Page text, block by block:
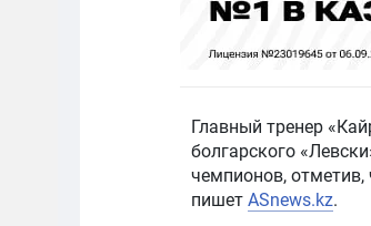
Главный тренер
болгарского
чемпионов, отметив,
пишет ASnews.kz.